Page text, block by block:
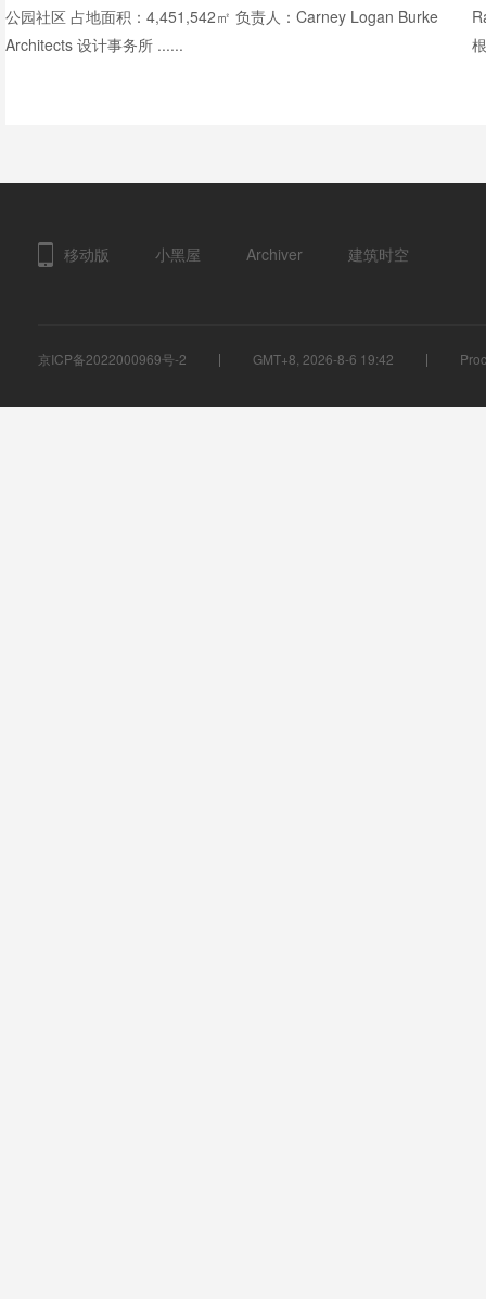
公园社区 占地面积：4,451,542㎡ 负责人：Carney Logan Burke
Architects 设计事务所 ......
移动版 小黑屋 Archiver 建筑时空
京ICP备2022000969号-2 GMT+8, 2026-8-6 19:42